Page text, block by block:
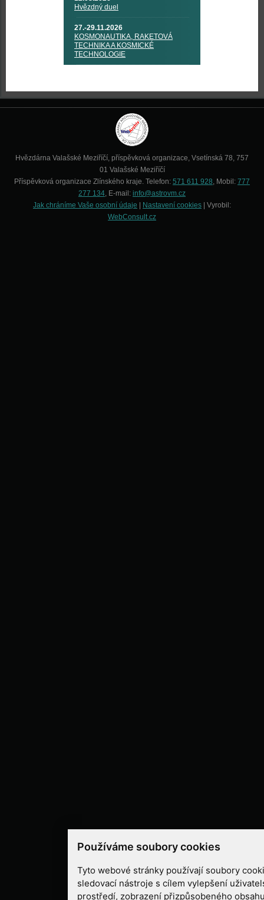
Používáme soubory cookies
Tyto webové stránky používají soubory
sledovací nástroje s cílem vylepšení
prostředí, zobrazení přizpůsobeného
Hvězdný duel
27.-29.11.2026
KOSMONAUTIKA, RAKETOVÁ
TECHNIKA A KOSMICKÉ
TECHNOLOGIE
Hvězdárna Valašské Meziříčí, příspěvková organizace, Vsetínská 78, 757
01 Valašské Meziříčí
Příspěvková organizace Zlínského kraje. Telefon: 571 611 928, Mobil: 777
277 134, E-mail: info@astrovm.cz
Jak chráníme Vaše osobní údaje
Nastavení cookies | Vyrobil:
WebConsult.cz